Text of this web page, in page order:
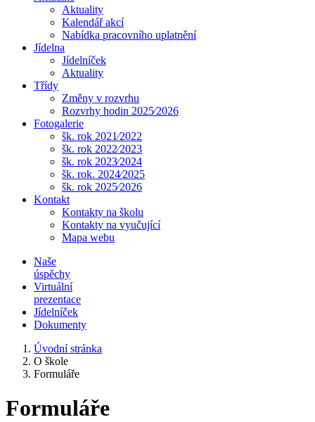
Aktuality
Kalendář akcí
Nabídka pracovního uplatnění
Jídelna
Jídelníček
Aktuality
Třídy
Změny v rozvrhu
Rozvrhy hodin 2025⁄2026
Fotogalerie
šk. rok 2021⁄2022
šk. rok 2022⁄2023
šk. rok 2023⁄2024
šk. rok. 2024⁄2025
šk. rok 2025⁄2026
Kontakt
Kontakty na školu
Kontakty na vyučující
Mapa webu
Naše
úspěchy
Virtuální
prezentace
Jídelníček
Dokumenty
Úvodní stránka
O škole
Formuláře
Formuláře